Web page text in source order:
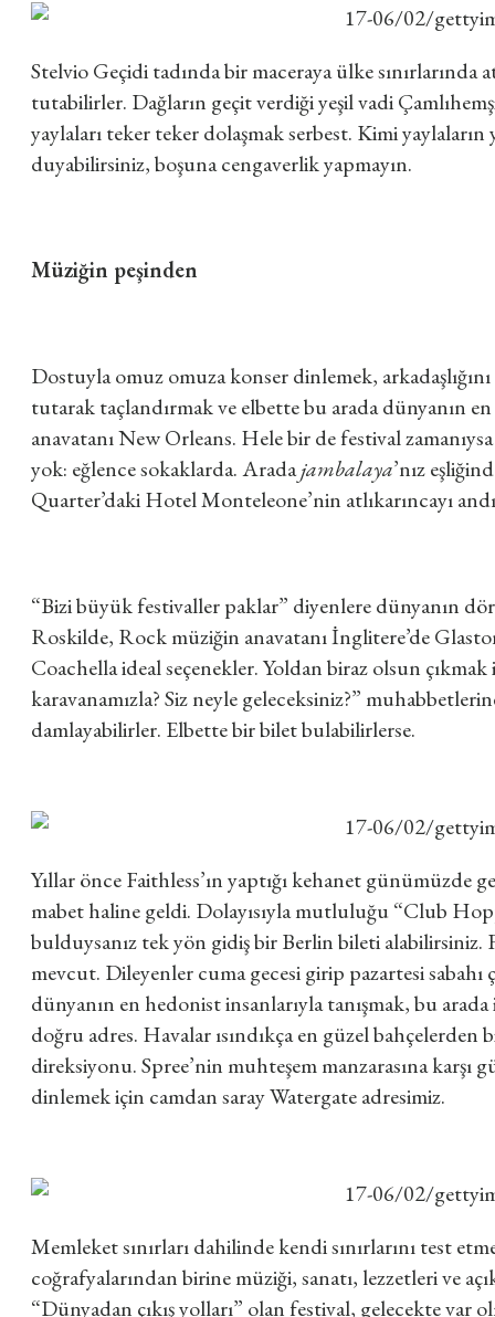
Stelvio Geçidi tadında bir maceraya ülke
tutabilirler. Dağların geçit verdiği yeşil vadi
yaylaları teker teker dolaşmak serbest. Kimi
duyabilirsiniz, boşuna cengaverlik yapmayın.
Müziğin peşinden
Dostuyla omuz omuza konser dinlemek,
tutarak taçlandırmak ve elbette bu arada dünyanın
anavatanı New Orleans. Hele bir de festival
yok: eğlence sokaklarda. Aradajambalaya’nız
Quarter’daki Hotel Monteleone’nin atlıkarıncayı
“Bizi büyük festivaller paklar” diyenlere dünyanın
Roskilde, Rock müziğin anavatanı İnglitere’de
Coachella ideal seçenekler. Yoldan biraz olsun
karavanamızla? Siz neyle geleceksiniz?”
damlayabilirler. Elbette bir bilet bulabilirlerse.
Yıllar önce Faithless’ın yaptığı kehanet günümüzde
mabet haline geldi. Dolayısıyla mutluluğu “Club
bulduysanız tek yön gidiş bir Berlin bileti
mevcut. Dileyenler cuma gecesi girip pazartesi
dünyanın en hedonist insanlarıyla tanışmak, bu
doğru adres. Havalar ısındıkça en güzel
direksiyonu. Spree’nin muhteşem manzarasına
dinlemek için camdan saray Watergate adresimiz.
Memleket sınırları dahilinde kendi sınırlarını test
coğrafyalarından birine müziği, sanatı, lezzetleri ve
“Dünyadan çıkış yolları” olan festival, gelecekte var